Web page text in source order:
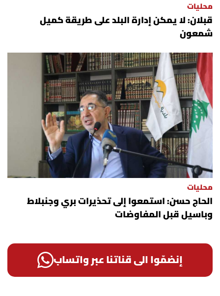
محليات
قبلان: لا يمكن إدارة البلد على طريقة كميل
شمعون
محليات
الحاج حسن: استمعوا إلى تحذيرات بري وجنبلاط
وباسيل قبل المفاوضات
إنضمّوا الى قناتنا عبر واتساب